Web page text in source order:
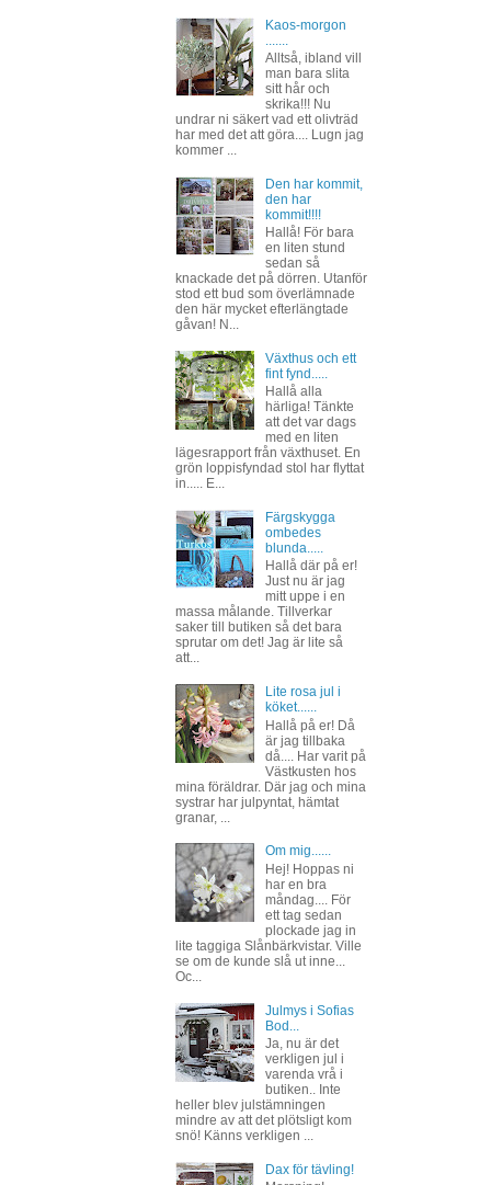
Kaos-morgon
Alltså, ibland vill
man bara slita
sitt hår och
skrika!!! Nu
undrar ni säkert vad ett olivträd
har med det att göra.... Lugn jag
kommer ...
Den har kommit,
den har
kommit!!!!
Hallå! För bara
en liten stund
sedan så
knackade det på dörren. Utanför
stod ett bud som överlämnade
den här mycket efterlängtade
gåvan! N...
Växthus och ett
fint fynd.....
Hallå alla
härliga! Tänkte
att det var dags
med en liten
lägesrapport från växthuset. En
grön loppisfyndad stol har flyttat
in..... E...
Färgskygga
ombedes
blunda.....
Hallå där på er!
Just nu är jag
mitt uppe i en
massa målande. Tillverkar
saker till butiken så det bara
sprutar om det! Jag är lite så
att...
Lite rosa jul i
köket......
Hallå på er! Då
är jag tillbaka
då.... Har varit på
Västkusten hos
mina föräldrar. Där jag och mina
systrar har julpyntat, hämtat
granar, ...
Om mig......
Hej! Hoppas ni
har en bra
måndag.... För
ett tag sedan
plockade jag in
lite taggiga Slånbärkvistar. Ville
se om de kunde slå ut inne...
Oc...
Julmys i Sofias
Bod...
Ja, nu är det
verkligen jul i
varenda vrå i
butiken.. Inte
heller blev julstämningen
mindre av att det plötsligt kom
snö! Känns verkligen ...
Dax för tävling!